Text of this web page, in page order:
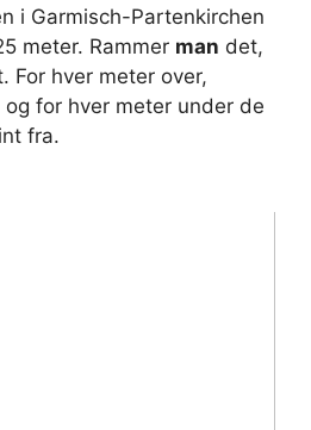
i Garmisch-Partenkirchen
meter. Rammer man det,
For hver meter over,
for hver meter under de
fra.